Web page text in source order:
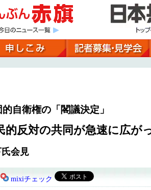
自衛権の「閣議決定」
的反対の共同が急速に広が
会見
mixiチェック